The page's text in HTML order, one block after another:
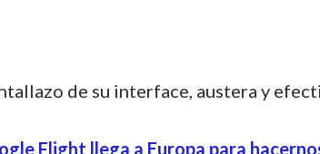
de su interface, austera y